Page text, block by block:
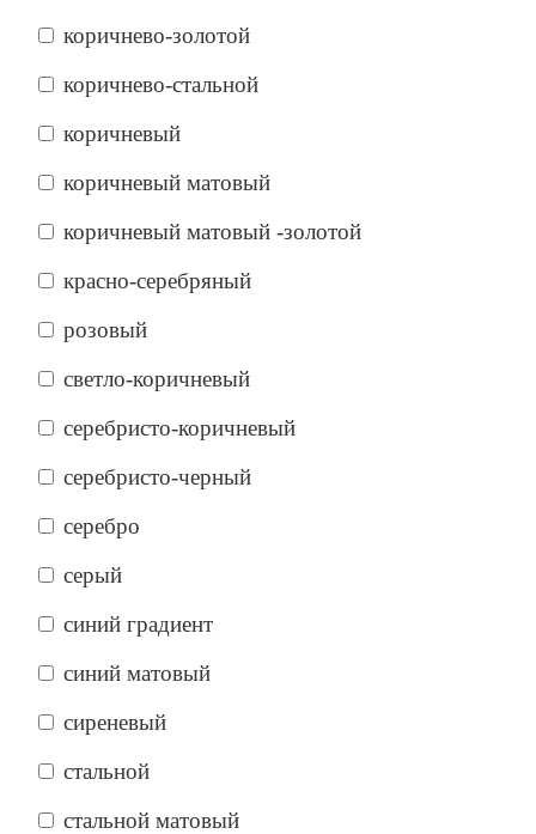
коричнево-золотой
коричнево-стальной
коричневый
коричневый матовый
коричневый матовый -золотой
красно-серебряный
розовый
светло-коричневый
серебристо-коричневый
серебристо-черный
серебро
серый
синий градиент
синий матовый
сиреневый
стальной
стальной матовый